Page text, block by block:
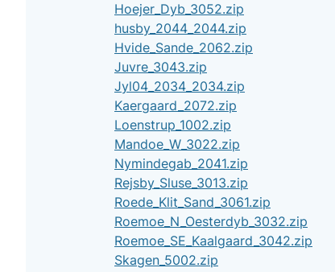
Hoejer_Dyb_3052.zip
husby_2044_2044.zip
Hvide_Sande_2062.zip
Juvre_3043.zip
Jyl04_2034_2034.zip
Kaergaard_2072.zip
Loenstrup_1002.zip
Mandoe_W_3022.zip
Nymindegab_2041.zip
Rejsby_Sluse_3013.zip
Roede_Klit_Sand_3061.zip
Roemoe_N_Oesterdyb_3032.zip
Roemoe_SE_Kaalgaard_3042.zip
Skagen_5002.zip